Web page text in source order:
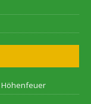
Höhenfeuer